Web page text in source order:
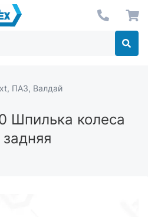
ПАЗ, Валдай
Шпилька колеса